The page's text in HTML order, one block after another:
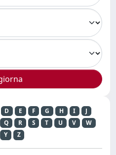
D E F G H I
J
Q R S T U V
W
Y Z